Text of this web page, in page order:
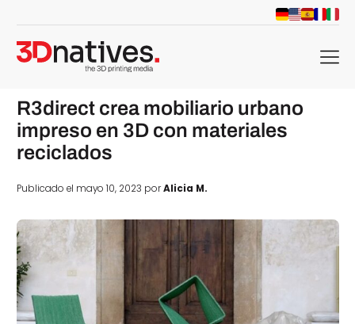
menu
R3direct crea mobiliario urbano
impreso en 3D con materiales
reciclados
Publicado el mayo 10, 2023 porAlicia M.